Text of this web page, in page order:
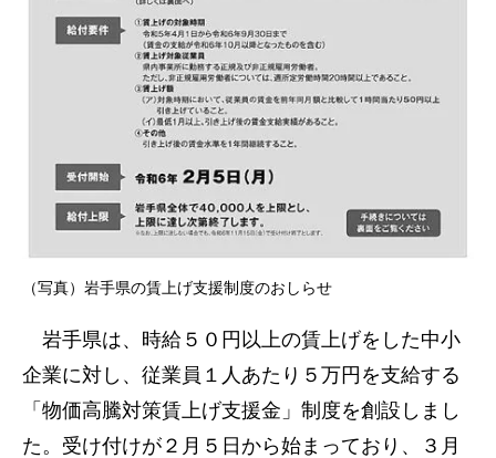
（写真）岩手県の賃上げ支援制度のおしらせ
岩手県は、時給５０円以上の賃上げをした中小
企業に対し、従業員１人あたり５万円を支給する
「物価高騰対策賃上げ支援金」制度を創設しまし
た。受け付けが２月５日から始まっており、３月